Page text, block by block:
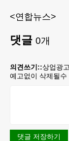
<연합뉴스>
댓글 0개
의견쓰기::상업광
예고없이 삭제될
댓글 저장하기